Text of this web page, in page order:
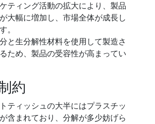
ティング活動の拡大により、製品
大幅に増加し、市場全体が成長し
。
と生分解性材料を使用して製造さ
ため、製品の受容性が高まってい
約
ティッシュの大半にはプラスチッ
含まれており、分解が多少妨げら